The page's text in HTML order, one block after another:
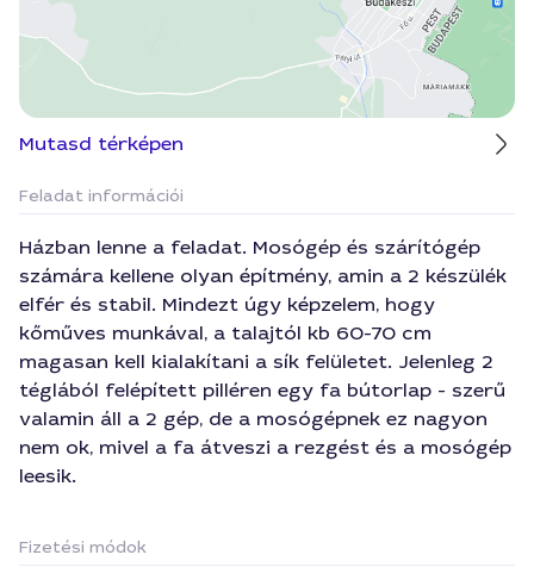
Mutasd térképen
Feladat információi
Házban lenne a feladat. Mosógép és szárítógép
számára kellene olyan építmény, amin a 2 készülék
elfér és stabil. Mindezt úgy képzelem, hogy
kőműves munkával, a talajtól kb 60-70 cm
magasan kell kialakítani a sík felületet. Jelenleg 2
téglából felépített pilléren egy fa bútorlap - szerű
valamin áll a 2 gép, de a mosógépnek ez nagyon
nem ok, mivel a fa átveszi a rezgést és a mosógép
leesik.
Fizetési módok